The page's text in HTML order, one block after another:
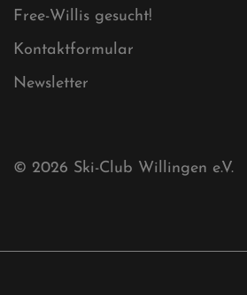
Ski-Club
Mühlenkopfschanze
Sponsoren
Free-Willis gesucht!